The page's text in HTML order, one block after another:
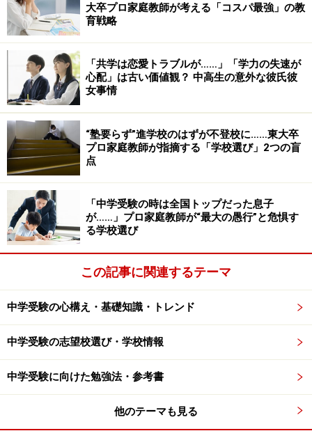
■鈴鹿
AO総合入試：作文、面接
教科入試：国・算・理・社
■セントヨゼフ女子学園
A方式：国・算・理・社
B方式：国・算、面接
■高田
国・算・理・社
■津田学園
特別選抜入試：国・算・理or社、面接
一般入試：国・算・理or社、面接
■日生学園附属
国・算・理・社、作文、面接
■三重大学教育学部附属
国・算・理・社、面接
大卒プロ家庭教師が考える「コスパ最強」の教
育戦略
「共学は恋愛トラブルが……」「学力の失速が
心配」は古い価値観？ 中高生の意外な彼氏彼
女事情
“塾要らず”進学校のはずが不登校に……東大卒
プロ家庭教師が指摘する「学校選び」2つの盲
点
「中学受験の時は全国トップだった息子
が……」プロ家庭教師が“最大の愚行”と危惧す
る学校選び
この記事に関連するテーマ
中学受験の心構え・基礎知識・トレンド
中学受験の志望校選び・学校情報
中学受験に向けた勉強法・参考書
他のテーマも見る